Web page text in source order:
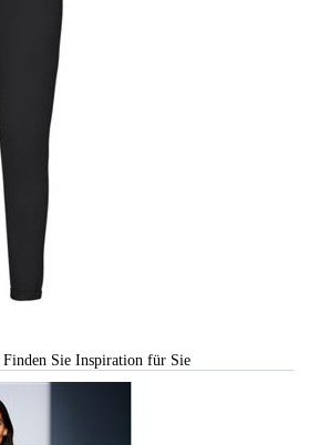
Sie Inspiration für Sie